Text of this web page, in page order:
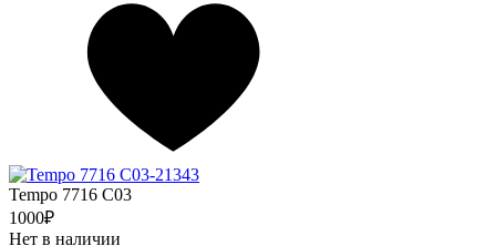
Tempo 7716 С03
1000₽
Нет в наличии